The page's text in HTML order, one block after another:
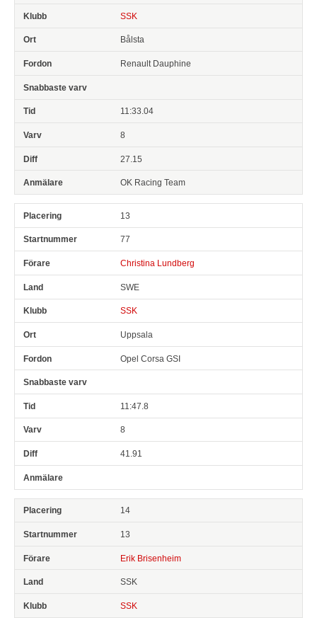
SSK
Bålsta
Renault Dauphine
11:33.04
8
27.15
OK Racing Team
13
77
Christina Lundberg
SWE
SSK
Uppsala
Opel Corsa GSI
11:47.8
8
41.91
14
13
Erik Brisenheim
SSK
SSK